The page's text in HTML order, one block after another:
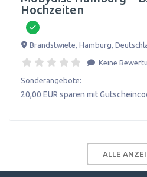
Hochzeiten
Brandstwiete, Hamburg,
Keine
Sonderangebote:
20,00 EUR sparen mit
ALLE